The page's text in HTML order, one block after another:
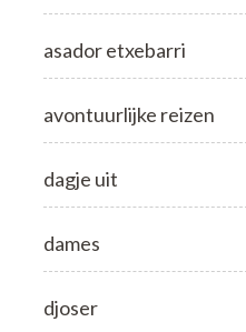
asador etxebarri
avontuurlijke reizen
dagje uit
dames
djoser